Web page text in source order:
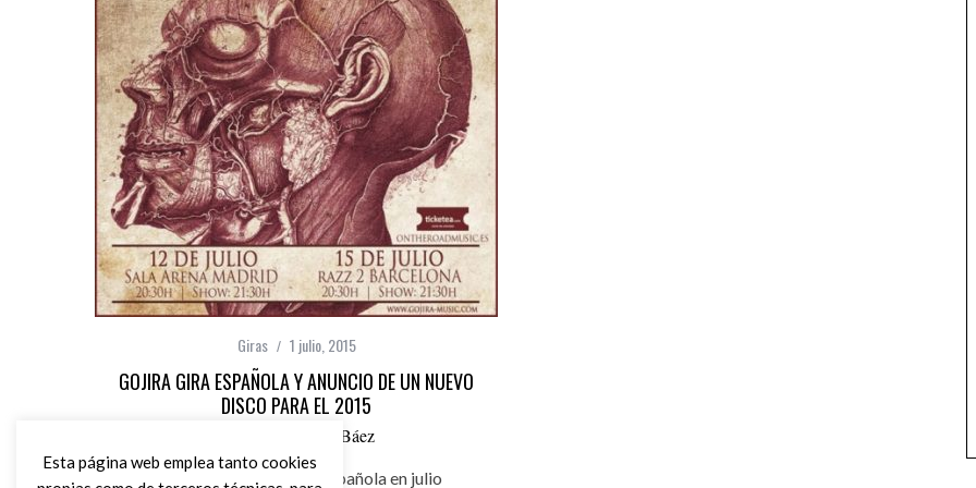
Giras 1 julio, 2015
GOJIRA GIRA ESPAÑOLA Y ANUNCIO DE UN NUEVO
DISCO PARA EL 2015
Carlos Pérez Báez
Gojira empieza su gira española en julio
Esta página web emplea tanto cookies